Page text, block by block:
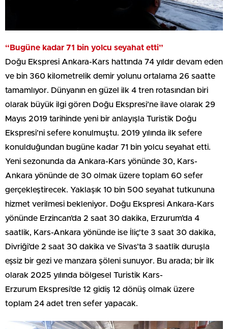
“Bugüne kadar 71 bin yolcu seyahat etti”
Doğu Ekspresi Ankara-Kars hattında 74 yıldır devam eden
ve bin 360 kilometrelik demir yolunu ortalama 26 saatte
tamamlıyor. Dünyanın en güzel ilk 4 tren rotasından biri
olarak büyük ilgi gören Doğu Ekspresi’ne ilave olarak 29
Mayıs 2019 tarihinde yeni bir anlayışla Turistik Doğu
Ekspresi’ni sefere konulmuştu. 2019 yılında ilk sefere
konulduğundan bugüne kadar 71 bin yolcu seyahat etti.
Yeni sezonunda da Ankara-Kars yönünde 30, Kars-
Ankara yönünde de 30 olmak üzere toplam 60 sefer
gerçekleştirecek. Yaklaşık 10 bin 500 seyahat tutkununa
hizmet verilmesi bekleniyor. Doğu Ekspresi Ankara-Kars
yönünde Erzincan’da 2 saat 30 dakika, Erzurum’da 4
saatlik, Kars-Ankara yönünde ise İliç’te 3 saat 30 dakika,
Divriği’de 2 saat 30 dakika ve Sivas’ta 3 saatlik duruşla
eşsiz bir gezi ve manzara şöleni sunuyor. Bu arada; bir ilk
olarak 2025 yılında bölgesel Turistik Kars-
Erzurum Ekspresi’de 12 gidiş 12 dönüş olmak üzere
toplam 24 adet tren sefer yapacak.